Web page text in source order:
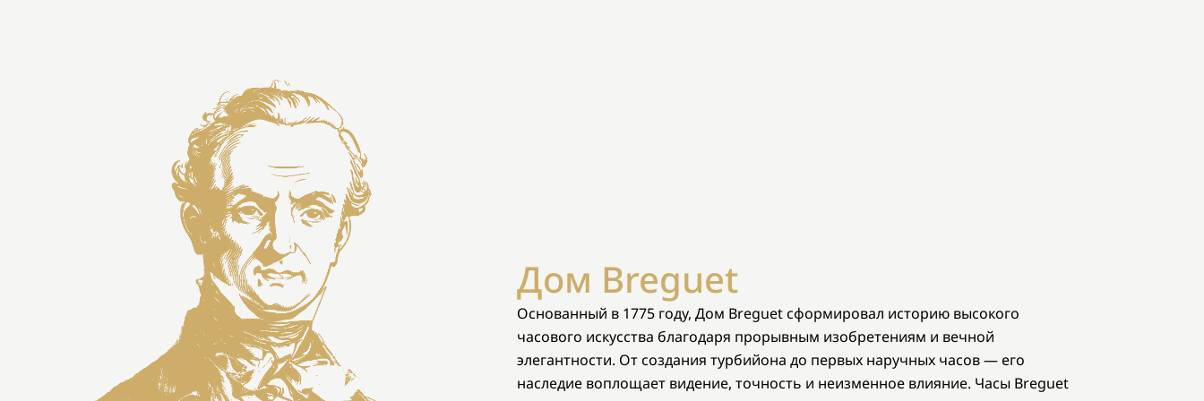
Дом Breguet
Основанный в 1775 году, Дом Breguet сформировал историю высокого
часового искусства благодаря прорывным изобретениям и вечной
элегантности. От создания турбийона до первых наручных часов — его
наследие воплощает видение, точность и неизменное влияние. Часы Breguet